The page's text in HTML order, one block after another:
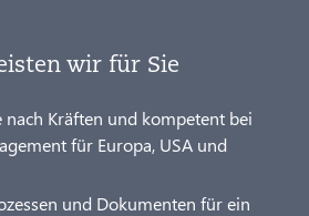
wir für Sie
Kräften und kompetent bei
für Europa, USA und
und Dokumenten für ein